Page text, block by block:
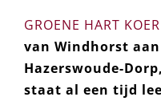
GROENE HART
van Windhorst
Hazerswoude-
staat al een tijd